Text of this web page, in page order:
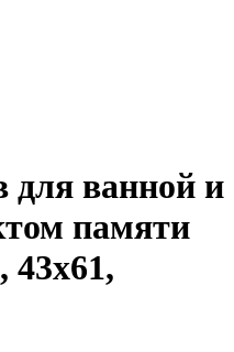
для ванной и
памяти
43х61,